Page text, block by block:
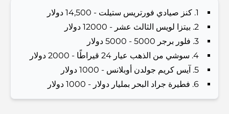
Best Schools in Downtown Dubai: A Guide for
Families
أشياء يمكنك القيام بها في دبي خلال فصل الصيف: دليلك الأمثل
للتغلب على الحرارة
1. كنز صيادي فورتريس ستيلت - 14,500 دولار
2. بيتزا لويس الثالث عشر - 12000 دولار
3. فلور برجر 5000 - 5000 دولار
4. سوشي من الذهب عيار 24 قيراطًا - 2000 دولار
5. آيس كريم جولدن أوبلانس - 1000 دولار
6. فطيرة جراد البحر بمليار دولار - 1000 دولار